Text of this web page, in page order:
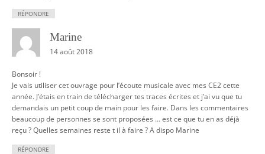
RÉPONDRE
Marine
14 août 2018
Bonsoir !
Je vais utiliser cet ouvrage pour l’écoute musicale avec mes CE2 cette
année. J’étais en train de télécharger tes traces écrites et j’ai vu que tu
demandais un petit coup de main pour les faire. Dans les commentaires
beaucoup de personnes se sont proposées … est ce que tu en as déjà
reçu ? Quelles semaines reste t il à faire ? A dispo Marine
RÉPONDRE